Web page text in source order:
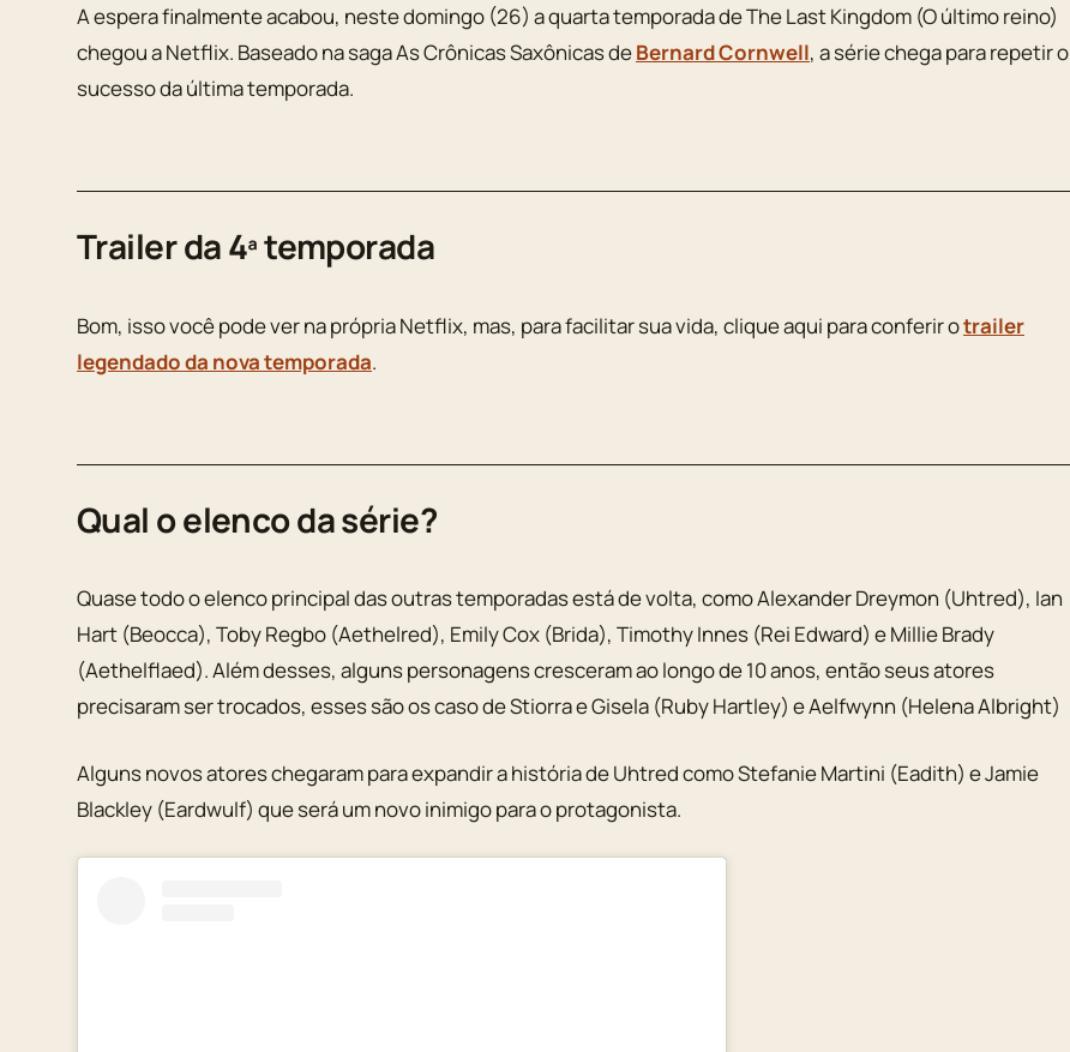
A espera finalmente acabou, neste domingo (26) a quarta temporada de The Last Kingdom (O último reino)
chegou a Netflix. Baseado na saga As Crônicas Saxônicas deBernard Cornwell, a série chega para repetir o
sucesso da última temporada.
Trailer da 4ª temporada
Bom, isso você pode ver na própria Netflix, mas, para facilitar sua vida, clique aqui para conferir otrailer
legendado da nova temporada.
Qual o elenco da série?
Quase todo o elenco principal das outras temporadas está de volta, como Alexander Dreymon (Uhtred), Ian
Hart (Beocca), Toby Regbo (Aethelred), Emily Cox (Brida), Timothy Innes (Rei Edward) e Millie Brady
(Aethelflaed). Além desses, alguns personagens cresceram ao longo de 10 anos, então seus atores
precisaram ser trocados, esses são os caso de Stiorra e Gisela (Ruby Hartley) e Aelfwynn (Helena Albright)
Alguns novos atores chegaram para expandir a história de Uhtred como Stefanie Martini (Eadith) e Jamie
Blackley (Eardwulf) que será um novo inimigo para o protagonista.